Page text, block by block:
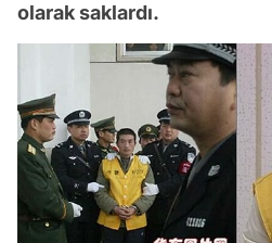
olarak saklardı.